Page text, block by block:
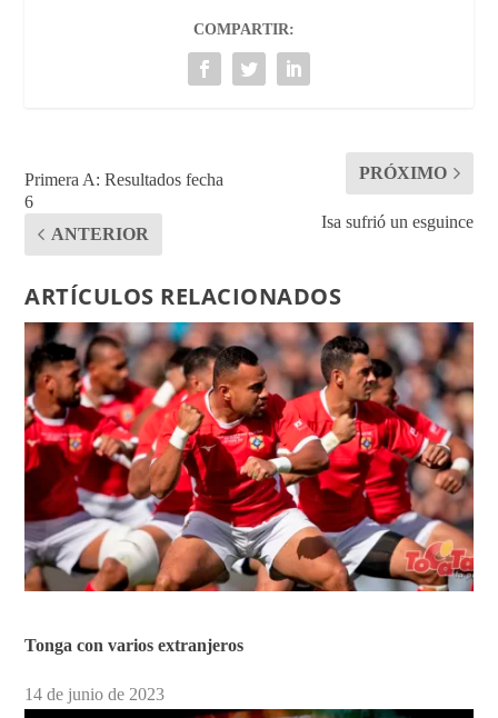
COMPARTIR:
Primera A: Resultados fecha
6
ANTERIOR
PRÓXIMO
Isa sufrió un esguince
ARTÍCULOS RELACIONADOS
Tonga con varios extranjeros
14 de junio de 2023